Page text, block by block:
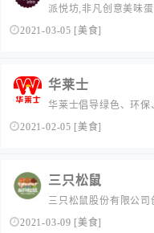
派悦坊,非凡创意美味
坚持选择纯进口原材
2021-03-05 [美食]
华莱士
华莱士倡导绿色、环
莱士崇尚“简单与分享
2021-02-05 [美食]
三只松鼠
三只松鼠股份有限公
产品覆盖了坚果果干
2021-03-09 [美食]